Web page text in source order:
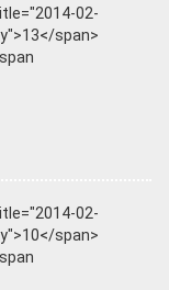
02-
span>
02-
span>